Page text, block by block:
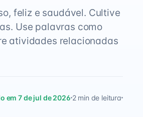
feliz e saudável. Cultive
Use palavras como
atividades relacionadas
em 7 de jul de 2026 2 min de leitura